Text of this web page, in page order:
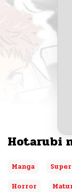
Hotarubi
Manga
Horror